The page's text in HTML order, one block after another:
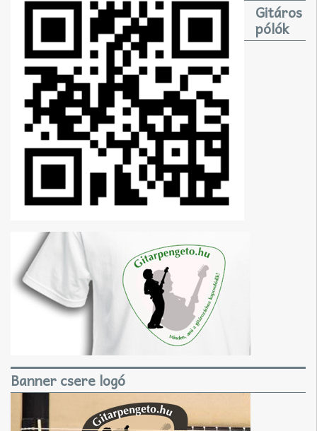
Gitáros
pólók
Banner csere logó